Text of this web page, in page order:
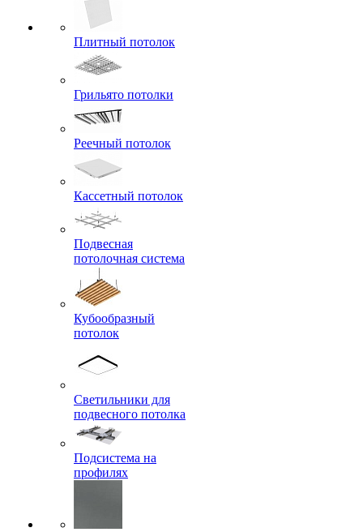
Плитный потолок
Грильято потолки
Реечный потолок
Кассетный потолок
Подвесная
потолочная система
Кубообразный
потолок
Светильники для
подвесного потолка
Подсистема на
профилях